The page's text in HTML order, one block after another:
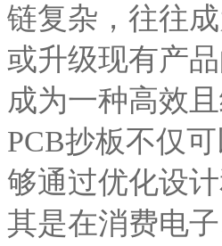
链复杂，往往
或升级现有产
成为一种高效
PCB抄板不仅
够通过优化设
其是在消费电